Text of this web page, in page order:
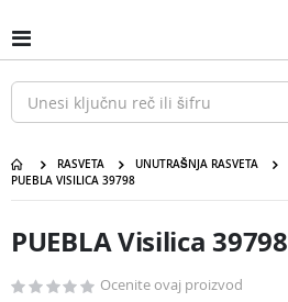
na
sadržaj
Uključi
/
isključi
Nav
RASVETA UNUTRAŠNJA RASVETA
PUEBLA VISILICA 39798
kraj
galerije
početak
galerije
PUEBLA Visilica 39798
Ocenite ovaj proizvod